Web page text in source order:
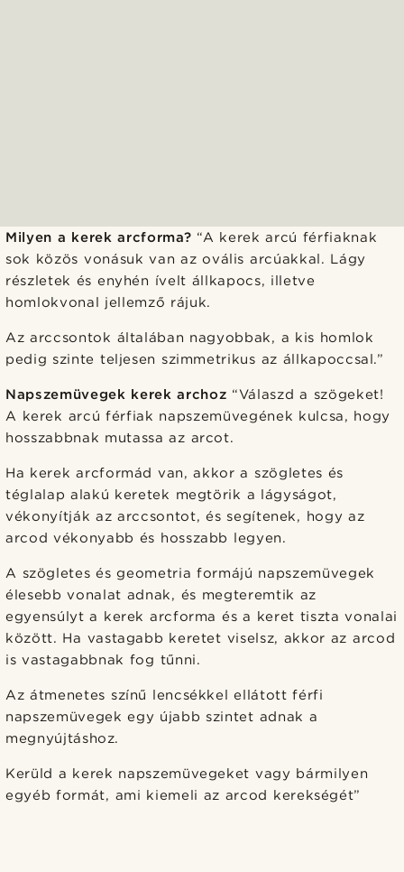
Milyen a kerek arcforma? “A kerek arcú férfiaknak
sok közös vonásuk van az ovális arcúakkal. Lágy
részletek és enyhén ívelt állkapocs, illetve
homlokvonal jellemző rájuk.
Az arccsontok általában nagyobbak, a kis homlok
pedig szinte teljesen szimmetrikus az állkapoccsal.”
Napszemüvegek kerek archoz “Válaszd a szögeket!
A kerek arcú férfiak napszemüvegének kulcsa, hogy
hosszabbnak mutassa az arcot.
Ha kerek arcformád van, akkor a szögletes és
téglalap alakú keretek megtörik a lágyságot,
vékonyítják az arccsontot, és segítenek, hogy az
arcod vékonyabb és hosszabb legyen.
A szögletes és geometria formájú napszemüvegek
élesebb vonalat adnak, és megteremtik az
egyensúlyt a kerek arcforma és a keret tiszta vonalai
között. Ha vastagabb keretet viselsz, akkor az arcod
is vastagabbnak fog tűnni.
Az átmenetes színű lencsékkel ellátott férfi
napszemüvegek egy újabb szintet adnak a
megnyújtáshoz.
Kerüld a kerek napszemüvegeket vagy bármilyen
egyéb formát, ami kiemeli az arcod kerekségét”